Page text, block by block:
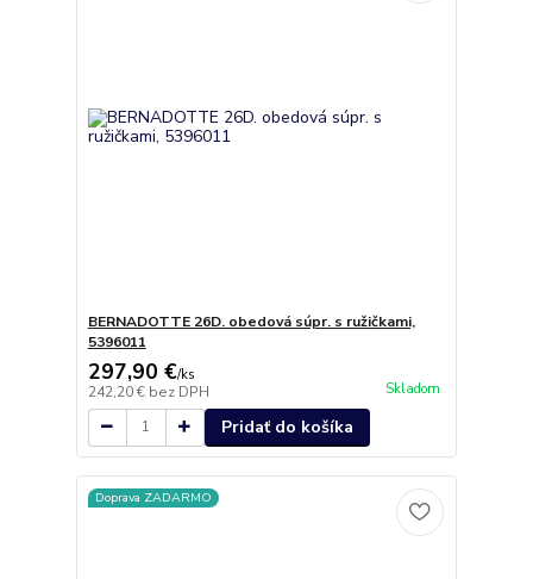
BERNADOTTE 26D. obedová súpr. s ružičkami,
5396011
297,90 €/ks
242,20 € bez DPH Skladom
Pridať do košíka
Doprava ZADARMO